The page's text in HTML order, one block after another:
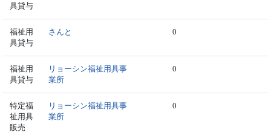
具貸与
福祉用
具貸与
さんと 0
福祉用
具貸与
リョーシン福祉用具事
業所
0
特定福
祉用具
販売
リョーシン福祉用具事
業所
0